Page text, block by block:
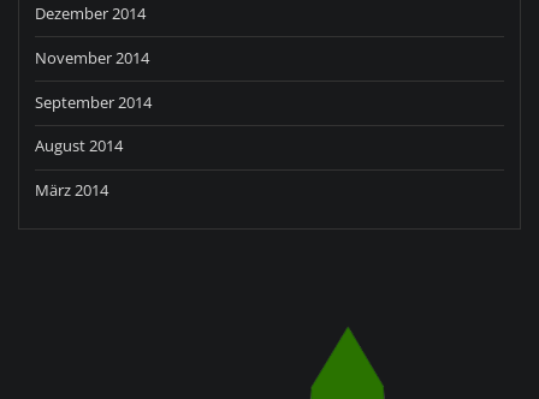
Dezember 2014
November 2014
September 2014
August 2014
März 2014